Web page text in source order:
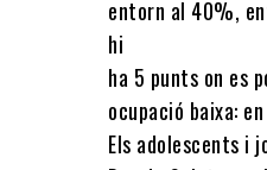
entorn al 40%,
hi
ha 5 punts on es
ocupació baixa:
Els adolescents i